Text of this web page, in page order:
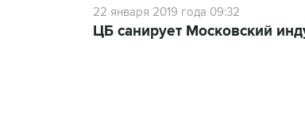
22 января 2019 года 09:32
ЦБ санирует Московский